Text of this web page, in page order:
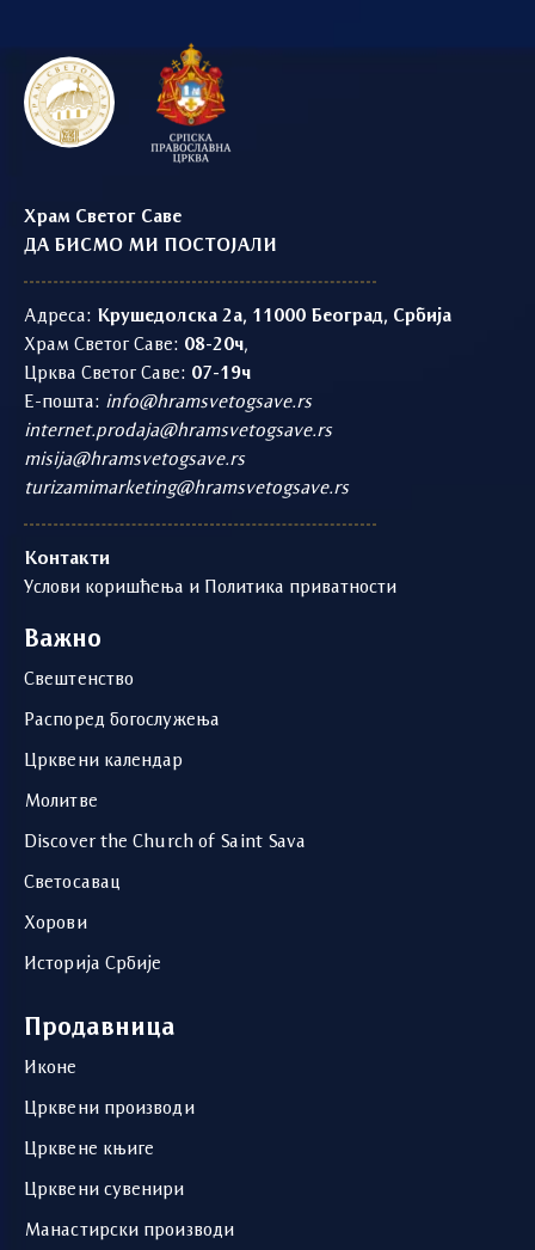
Храм Светог Саве
ДА БИСМО МИ ПОСТОЈАЛИ
Адреса: Крушедолска 2а, 11000 Београд, Србија
Храм Светог Саве: 08-20ч,
Црква Светог Саве: 07-19ч
Е-пошта: info@hramsvetogsave.rs
internet.prodaja@hramsvetogsave.rs
misija@hramsvetogsave.rs
turizamimarketing@hramsvetogsave.rs
Контакти
Услови коришћења и Политика приватности
Важно
Свештенство
Распоред богослужења
Црквени календар
Молитве
Discover the Church of Saint Sava
Светосавац
Хорови
Историја Србије
Продавница
Иконе
Црквени производи
Црквене књиге
Црквени сувенири
Манастирски производи